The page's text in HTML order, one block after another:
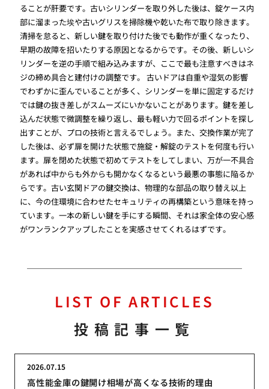
ることが肝要です。古いシリンダーを取り外した後は、錠ケース内
部に溜まった埃や古いグリスを掃除機や乾いた布で取り除きます。
清掃を怠ると、新しい鍵を取り付けた後でも動作が重くなったり、
早期の故障を招いたりする原因となるからです。その後、新しいシ
リンダーを逆の手順で組み込みますが、ここで最も注意すべきはネ
ジの締め具合と建付けの調整です。 古いドアは自重や湿気の影響
でわずかに歪んでいることが多く、シリンダーを単に固定するだけ
では鍵の抜き差しがスムーズにいかないことがあります。鍵を差し
込んだ状態で微調整を繰り返し、最も軽い力で回るポイントを探し
出すことが、プロの技術と言えるでしょう。また、交換作業が完了
した後は、必ず扉を開けた状態で施錠・解錠のテストを何度も行い
ます。扉を閉めた状態で初めてテストをしてしまい、万が一不具合
があれば中からも外からも開かなくなるという最悪の事態に陥るか
らです。古い玄関ドアの鍵交換は、物理的な部品の取り替え以上
に、今の住環境に合わせたセキュリティの再構築という意味を持っ
ています。一本の新しい鍵を手にする瞬間、それは家全体の安心感
がワンランクアップしたことを実感させてくれるはずです。
LIST OF ARTICLES
投稿記事一覧
高性能金庫の鍵開け相場が高くなる技術的理由
2026.07.15